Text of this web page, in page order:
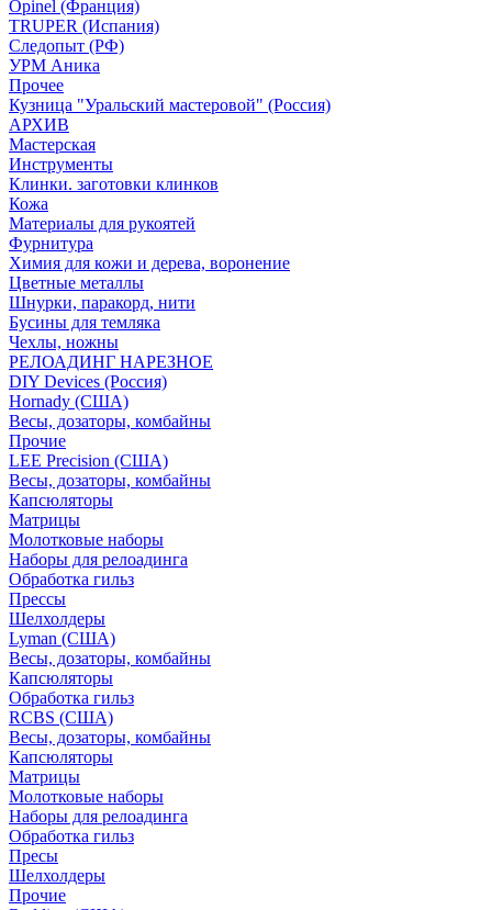
Opinel (Франция)
TRUPER (Испания)
Следопыт (РФ)
УРМ Аника
Прочее
Кузница "Уральский мастеровой" (Россия)
АРХИВ
Мастерская
Инструменты
Клинки. заготовки клинков
Кожа
Материалы для рукоятей
Фурнитура
Химия для кожи и дерева, воронение
Цветные металлы
Шнурки, паракорд, нити
Бусины для темляка
Чехлы, ножны
РЕЛОАДИНГ НАРЕЗНОЕ
DIY Devices (Россия)
Hornady (США)
Весы, дозаторы, комбайны
Прочие
LEE Precision (США)
Весы, дозаторы, комбайны
Капсюляторы
Матрицы
Молотковые наборы
Наборы для релоадинга
Обработка гильз
Преcсы
Шелхолдеры
Lyman (США)
Весы, дозаторы, комбайны
Капсюляторы
Обработка гильз
RCBS (США)
Весы, дозаторы, комбайны
Капсюляторы
Матрицы
Молотковые наборы
Наборы для релоадинга
Обработка гильз
Пресы
Шелхолдеры
Прочие